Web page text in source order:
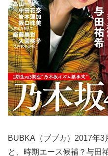
BUBKA（ブブカ）2017年3
と、時期エース候補？与田